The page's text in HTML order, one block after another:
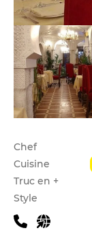
Infos
Chef
Cuisine
Truc en +
Style